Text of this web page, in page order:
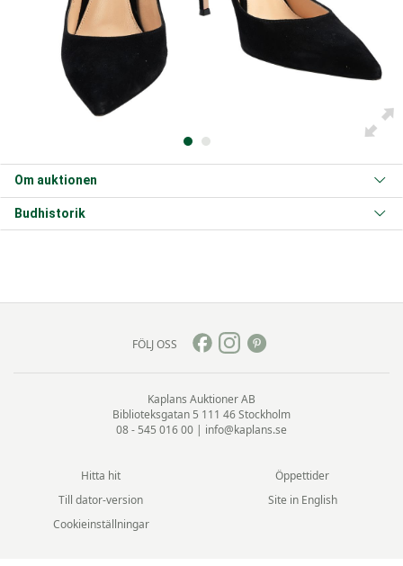
Om auktionen
Budhistorik
FÖLJ OSS
Kaplans Auktioner AB
Biblioteksgatan 5 111 46 Stockholm
08 - 545 016 00 | info@kaplans.se
Hitta hit
Öppettider
Till dator-version
Site in English
Cookieinställningar